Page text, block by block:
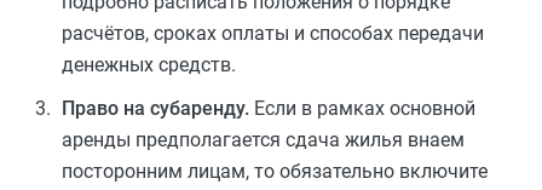
расчётов, сроках оплаты и способах передачи
денежных средств.
Право на субаренду. Если в рамках основной
аренды предполагается сдача жилья внаем
посторонним лицам, то обязательно включите